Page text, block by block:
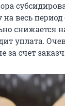
на весь
снижается
уплата.
за счет